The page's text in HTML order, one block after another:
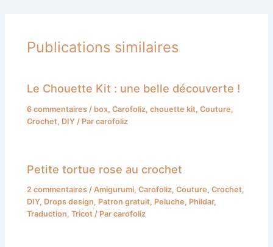
Publications similaires
Le Chouette Kit : une belle découverte !
6 commentaires / box,Carofoliz,chouette kit,Couture,
Crochet, DIY / Parcarofoliz
Petite tortue rose au crochet
2 commentaires /Amigurumi,Carofoliz,Couture,Crochet,
DIY, Drops design, Patron gratuit, Peluche, Phildar,
Traduction,Tricot / Parcarofoliz